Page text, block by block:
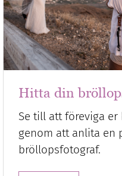
Hitta din
Se till att föreviga
genom att anlita en
bröllopsfotograf.